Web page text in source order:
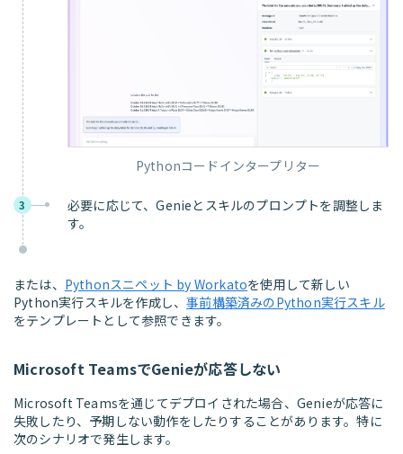
Pythonコードインタープリター
3
必要に応じて、Genieとスキルのプロンプトを調整しま
す。
または、 Pythonスニペット by Workatoを使用して新しい
Python実行スキルを作成し、事前構築済みのPython実行スキル
をテンプレートとして参照できます。
Microsoft TeamsでGenieが応答しない
Microsoft Teamsを通じてデプロイされた場合、Genieが応答に
失敗したり、予期しない動作をしたりすることがあります。特に
次のシナリオで発生します。